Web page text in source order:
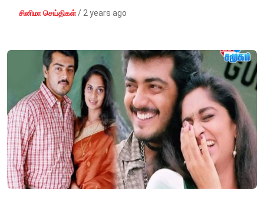
சினிமா செய்திகள் / 2 years ago